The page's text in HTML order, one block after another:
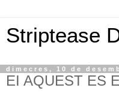
Striptease
dimecres, 10 de
EI AQUEST ES